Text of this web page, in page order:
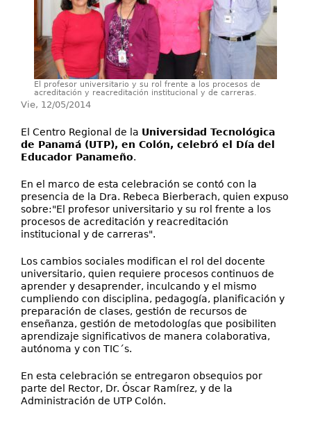
El profesor universitario y su rol frente a los procesos de
acreditación y reacreditación institucional y de carreras.
Vie, 12/05/2014
El Centro Regional de la Universidad Tecnológica
de Panamá (UTP), en Colón, celebró el Día del
Educador Panameño.
En el marco de esta celebración se contó con la
presencia de la Dra. Rebeca Bierberach, quien expuso
sobre:"E l profesor universitario y su rol frente a los
procesos de acreditación y reacreditación
institucional y de carreras".
L os cambios sociales modifican el rol del docente
universitario, quien requiere procesos continuos de
aprender y desaprender, inculcando y el mismo
cumpliendo con disciplina, pedagogía, planificación y
preparación de clases, gestión de recursos de
enseñanza, gestión de metodologías que posibiliten
aprendizaje significativos de manera colaborativa,
autónoma y con TIC´s.
En esta celebración se entregaron obsequios por
parte del Rector, Dr. Óscar Ramírez, y de la
Administración de UTP Colón.